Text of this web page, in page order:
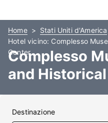
Home
Stati Uniti d'America
Hotel vicino: Complesso
Center
Complesso
and
Destinazione